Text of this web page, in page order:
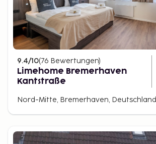
9.4/10(76 Bewertungen)
Limehome Bremerhaven
Kantstraße
Nord-Mitte, Bremerhaven, Deutschland